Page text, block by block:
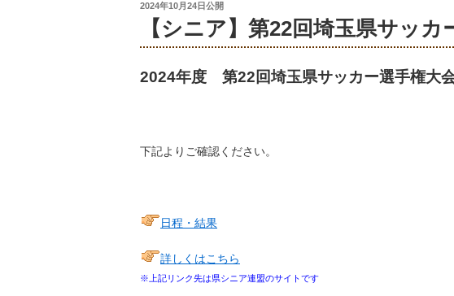
投
2024年10月24日公開
【シニア】第22回埼玉県サッ
2024年度 第22回埼玉県サッカー選手権大
下記よりご確認ください。
日程・結果
詳しくはこちら
※上記リンク先は県シニア連盟のサイトです